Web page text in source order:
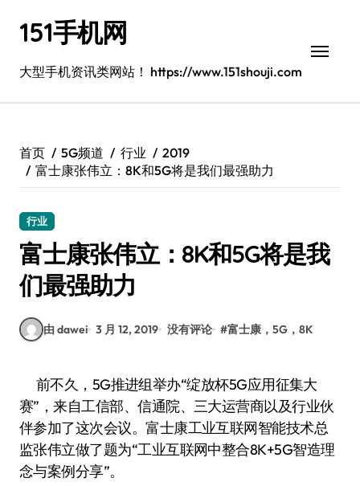
151手机网
大型手机资讯类网站！ https://www.151shouji.com
首页 5G频道 行业
2019
富士康张伟立：8K和5G将是我们最强助力
行业
富士康张伟立：8K和5G将是我
们最强助力
由 dawei 3 月 12, 2019 没有评论 #富士康，5G，8K
前不久，5G推进组举办“绽放杯5G应用征集大
赛”，来自工信部、信通院、三大运营商以及行业伙
伴参加了这次会议。富士康工业互联网智能技术总
监张伟立做了题为“工业互联网中整合8K+5G智造理
念与案例分享”。